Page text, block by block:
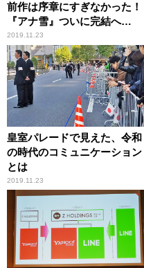
前作は序章にすぎなかった！
『アナ雪』ついに完結へ…
2019.11.23
皇室パレードで見えた、令和
の時代のコミュニケーション
とは
2019.11.23